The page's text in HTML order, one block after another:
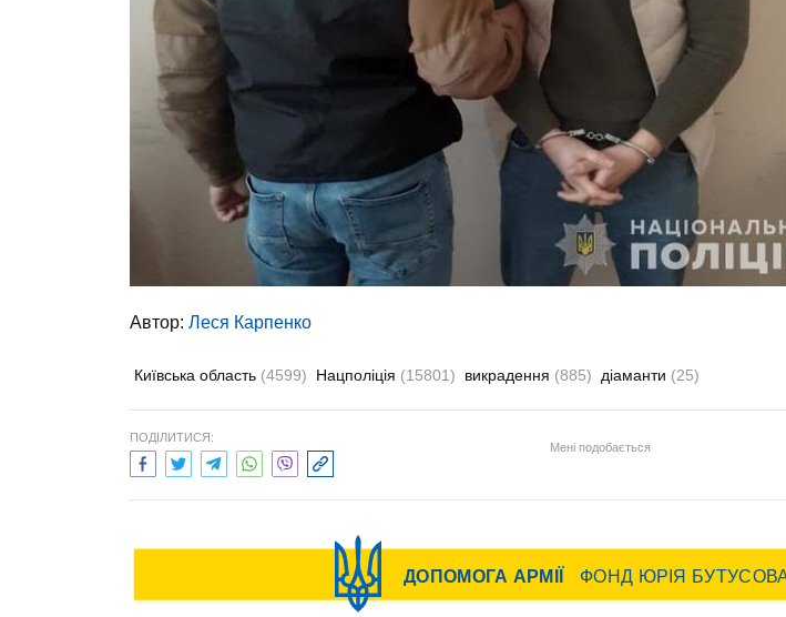
Автор: Леся Карпенко
Київська область (4599) Нацполіція (15801) викрадення (885) діаманти (25)
ПОДІЛИТИСЯ:
Мені подобається